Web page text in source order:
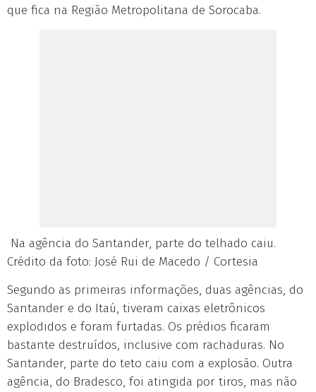
que fica na Região Metropolitana de Sorocaba.
Na agência do Santander, parte do telhado caiu.
Crédito da foto: José Rui de Macedo / Cortesia
Segundo as primeiras informações, duas agências, do
Santander e do Itaú, tiveram caixas eletrônicos
explodidos e foram furtadas. Os prédios ficaram
bastante destruídos, inclusive com rachaduras. No
Santander, parte do teto caiu com a explosão. Outra
agência, do Bradesco, foi atingida por tiros, mas não